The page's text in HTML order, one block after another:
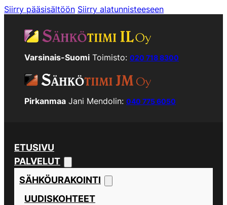
Siirry pääsisältöön Siirry alatunnisteeseen
Varsinais-Suomi Toimisto: 020 718 8300
Pirkanmaa Jani Mendolin: 040 775 6050
ETUSIVU
PALVELUT
SÄHKÖURAKOINTI
UUDISKOHTEET